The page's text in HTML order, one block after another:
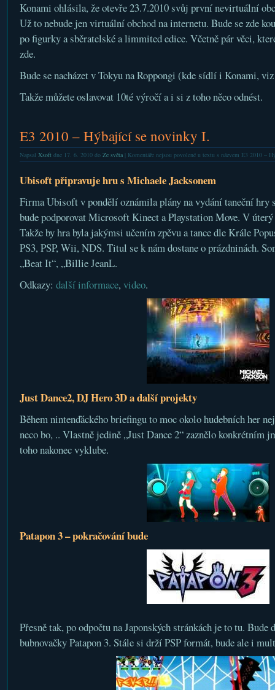
Konami ohlásila, že otevře 23.7.2010 svůj první nevirtuální
Už to nebude jen virtuální obchod na internetu. Bude se zde
po figurky a sběratelské a limmited edice. Včetně pár věci,
zde.
Bude se nacházet v Tokyu na Roppongi (kde sídlí i Konami,
Takže můžete oslavovat 10té výročí a i si z toho něco odnést.
E3 2010 – Hýbající se novinky I.
Napsal Xsoftdne 17. 6. 2010 do Ze světa| Komentáře nejsou povolenéu textu s názvem E3 2010 –
Ubisoft připravuje hru s Michaele Jacksonem
Firma Ubisoft v pondělí oznámila plány na vydání taneční hry
bude podporovat Microsoft Kinect a Playstation Move. V úterý
Takže by hra byla jakýmsi učením zpěvu a tance dle Krále
PS3, PSP, Wii, NDS. Titul se k nám dostane o prázdninách.
„Beat It“, „Billie JeanL.
Odkazy: další informace,video.
Just Dance2, DJ Hero 3D a další projekty
Během nintenďáckého briefingu to moc okolo hudebních her
neco bo, .. Vlastně jedině „Just Dance 2“ zaznělo konkrétním
toho nakonec vyklube.
Patapon 3 – pokračování bude
Přesně tak, po odpočtu na Japonských stránkách je to tu.
bubnovačky Patapon 3. Stále si drží PSP formát, bude ale i